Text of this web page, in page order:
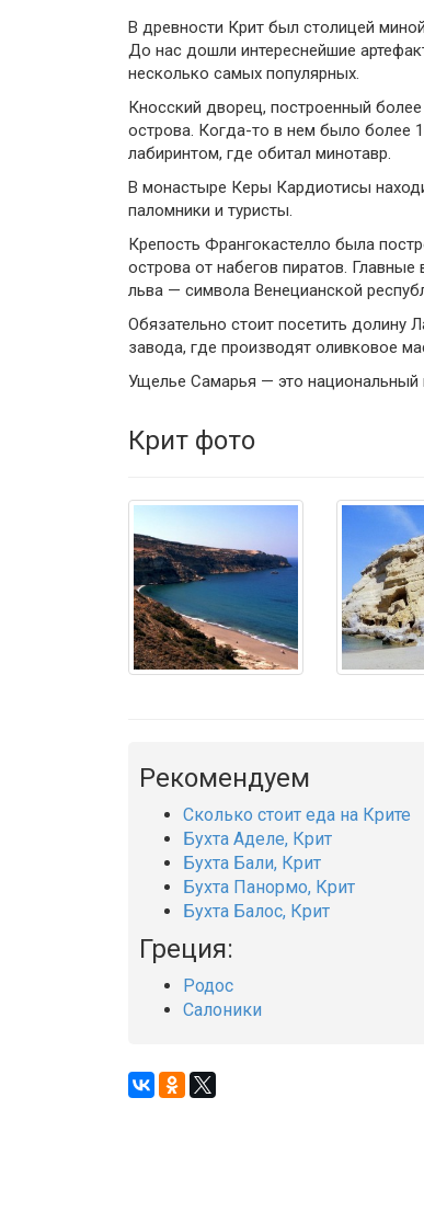
В древности Крит был столицей
До нас дошли интереснейшие
несколько самых популярных.
Кносский дворец, построенный
острова. Когда-то в нем было более
лабиринтом, где обитал минотавр.
В монастыре Керы Кардиотисы
паломники и туристы.
Крепость Франгокастелло была
острова от набегов пиратов.
льва — символа Венецианской
Обязательно стоит посетить долину
завода, где производят оливковое
Ущелье Самарья — это
Крит фото
Рекомендуем
Сколько стоит еда на Крите
Бухта Аделе, Крит
Бухта Бали, Крит
Бухта Панормо, Крит
Бухта Балос, Крит
Греция:
Родос
Салоники